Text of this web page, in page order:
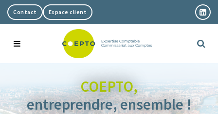
Contact Espace client
Présentation
Nos expertises
COEPTO,
entreprendre, ensemble !